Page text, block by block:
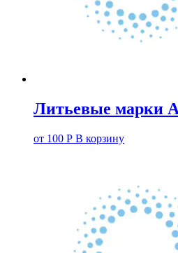
Литьевые марки
от 100 Р В корзину